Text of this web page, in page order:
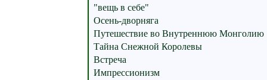
"вещь в себе"
Осень-дворняга
Путешествие во Внутреннюю Монголию
Тайна Снежной Королевы
Встреча
Импрессионизм